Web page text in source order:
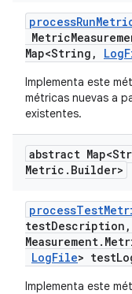
processRun
Metric
Map<String , Log
Implementa este
métricas nuevas a
existentes.
abstract
Metric . Builder>
processTest
testDescription ,
Measurement.
LogFile> test
Implementa este